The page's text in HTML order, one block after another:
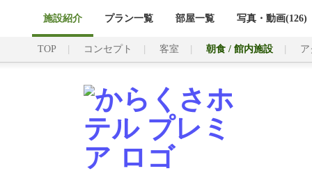
施設紹介 プラン一覧 部屋一覧 写真・動画(126)
TOP コンセプト 客室 朝食 / 館内施設